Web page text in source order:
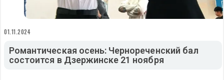
01.11.2024
Романтическая осень: Чернореченский бал
состоится в Дзержинске 21 ноября